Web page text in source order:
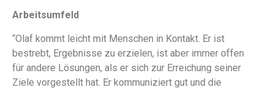
Arbeitsumfeld
“Olaf kommt leicht mit Menschen in Kontakt. Er ist
bestrebt, Ergebnisse zu erzielen, ist aber immer offen
für andere Lösungen, als er sich zur Erreichung seiner
Ziele vorgestellt hat. Er kommuniziert gut und die